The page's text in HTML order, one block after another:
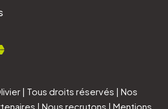
| Tous droits réservés | Nos
| Nous recrutons | Mentions